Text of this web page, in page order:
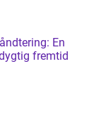
En
fremtid